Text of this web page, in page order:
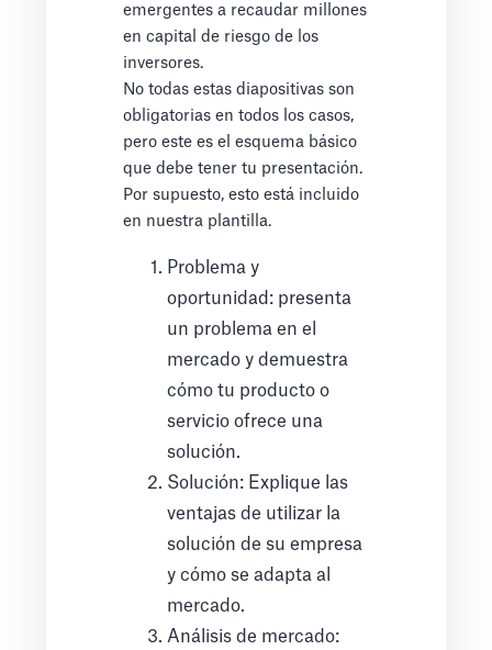
emergentes a recaudar millones
en capital de riesgo de los
inversores.
No todas estas diapositivas son
obligatorias en todos los casos,
pero este es el esquema básico
que debe tener tu presentación.
Por supuesto, esto está incluido
en nuestra plantilla.
Problema y
oportunidad: presenta
un problema en el
mercado y demuestra
cómo tu producto o
servicio ofrece una
solución.
Solución: Explique las
ventajas de utilizar la
solución de su empresa
y cómo se adapta al
mercado.
Análisis de mercado: